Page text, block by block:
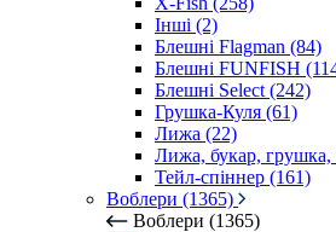
Інші (2)
Блешні Flagman (84)
Блешні FUNFISH
Блешні Select (242)
Грушка-Куля (61)
Лижа (22)
Лижа, букар, грушка,
Тейл-спіннер (161)
Воблери (1365)
Воблери (1365)